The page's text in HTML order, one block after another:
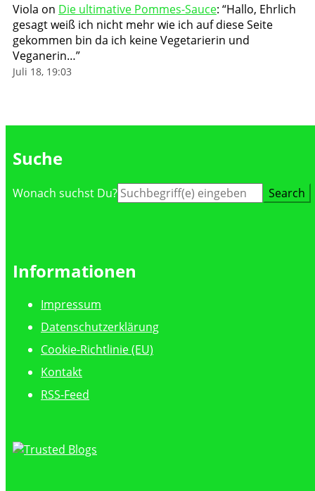
Viola on Die ultimative Pommes-Sauce: “Hallo, Ehrlich
gesagt weiß ich nicht mehr wie ich auf diese Seite
gekommen bin da ich keine Vegetarierin und
Veganerin…”
Juli 18, 19:03
Suche
Suche
Wonach suchst Du?
Informationen
Impressum
Datenschutzerklärung
Cookie-Richtlinie (EU)
Kontakt
RSS-Feed